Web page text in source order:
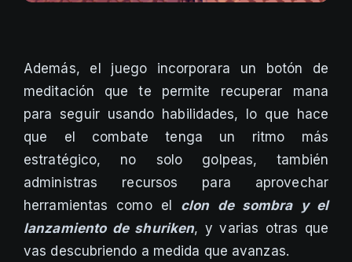
Además, el juego incorporara un botón de
meditación que te permite recuperar mana
para seguir usando habilidades, lo que hace
que el combate tenga un ritmo más
estratégico, no solo golpeas, también
administras recursos para aprovechar
herramientas como el clon de sombra y el
lanzamiento de shuriken, y varias otras que
vas descubriendo a medida que avanzas.